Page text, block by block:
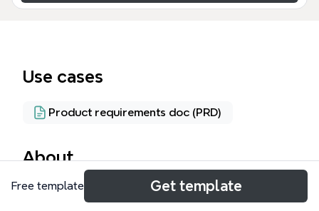
Use cases
Product requirements doc (PRD)
About
Das Pflichtenheft erstellen Template von Xmind ist
Free template Get template